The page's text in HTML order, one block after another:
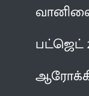
பட்ஜெட்